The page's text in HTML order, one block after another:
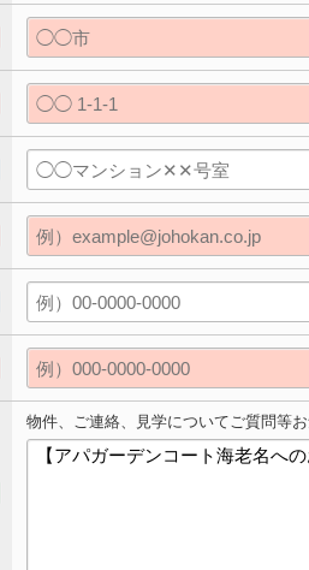
物件、ご連絡、見学についてご質問等